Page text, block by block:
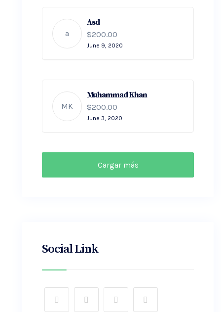
a
Asd
$200.00
June 9, 2020
MK
Muhammad Khan
$200.00
June 3, 2020
Cargar más
Social Link